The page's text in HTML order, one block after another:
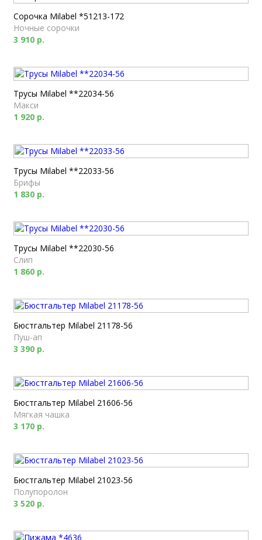
Сорочка Milabel *51213-172
Ночные сорочки
3 910 р.
Трусы Milabel **22034-56
Макси
1 920 р.
Трусы Milabel **22033-56
Брифы
1 830 р.
Трусы Milabel **22030-56
Слип
1 860 р.
Бюстгальтер Milabel 21178-56
Пуш-ап
3 390 р.
Бюстгальтер Milabel 21606-56
Мягкая чашка
3 170 р.
Бюстгальтер Milabel 21023-56
Полупоролон
3 520 р.